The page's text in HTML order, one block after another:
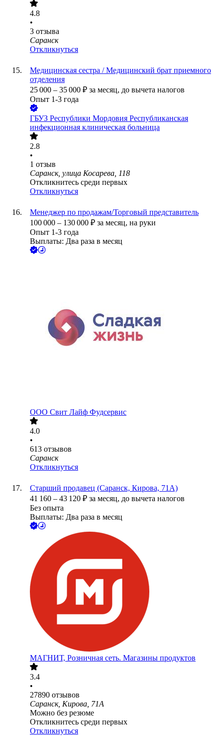
4.8
•
3 отзыва
Саранск
Откликнуться
Медицинская сестра / Медицинский брат приемного
отделения
25 000 – 35 000 ₽ за месяц, до вычета налогов
Опыт 1-3 года
ГБУЗ Республики Мордовия Республиканская
инфекционная клиническая больница
2.8
•
1 отзыв
Саранск, улица Косарева, 118
Откликнитесь среди первых
Откликнуться
Менеджер по продажам/Торговый представитель
100 000 – 130 000 ₽ за месяц, на руки
Опыт 1-3 года
Выплаты: Два раза в месяц
ООО Свит Лайф Фудсервис
4.0
•
613 отзывов
Саранск
Откликнуться
Старший продавец (Саранск, Кирова, 71А)
41 160 – 43 120 ₽ за месяц, до вычета налогов
Без опыта
Выплаты: Два раза в месяц
МАГНИТ, Розничная сеть. Магазины продуктов
3.4
•
27890 отзывов
Саранск, Кирова, 71А
Можно без резюме
Откликнитесь среди первых
Откликнуться